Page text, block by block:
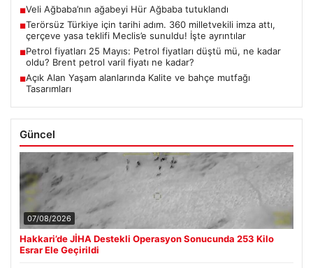
■Veli Ağbaba’nın ağabeyi Hür Ağbaba tutuklandı
■Terörsüz Türkiye için tarihi adım. 360 milletvekili imza attı,
çerçeve yasa teklifi Meclis’e sunuldu! İşte ayrıntılar
■Petrol fiyatları 25 Mayıs: Petrol fiyatları düştü mü, ne kadar
oldu? Brent petrol varil fiyatı ne kadar?
■Açık Alan Yaşam alanlarında Kalite ve bahçe mutfağı
Tasarımları
Güncel
07/08/2026
Hakkari’de JİHA Destekli Operasyon Sonucunda 253 Kilo
Esrar Ele Geçirildi